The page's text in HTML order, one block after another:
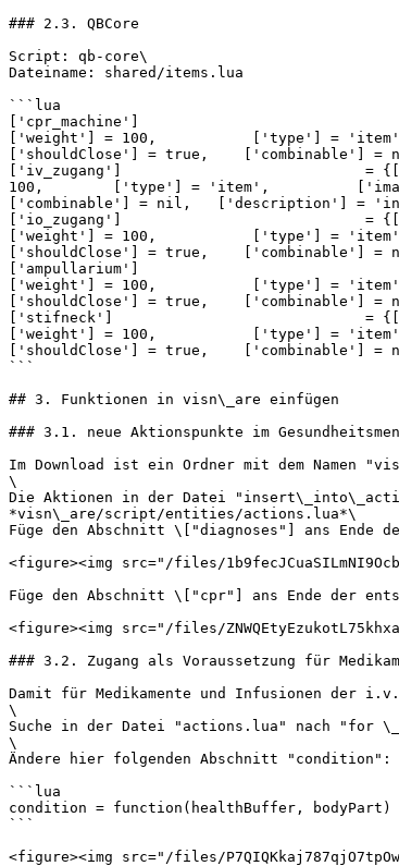
### 2.3. QBCore
Script: qb-core\
Dateiname: shared/items.lua
```lua
['cpr_machine'] 			 	 = {['name'] = 'cpr_machine', 			  			['label'] = 'LUCAS 3',
['weight'] = 100, 	    ['type'] = 'item', 		['image'] = 'cpr_machine.png', 				['unique'] = false, 	['useable'] = true,
['shouldClose'] = true,    ['combinable'] =
['iv_zugang'] 			 	 = {['name'] = 'iv_zugang', 			  		['label'] = 'i.v. Zugang', 			['weight'] =
100, 	    ['type'] = 'item', 		['image'] = 'iv_zugang.png', 			['unique'] = false, 	['useable'] = true, 	['shouldClose'] = true,
['combinable'] = nil,   ['description'] =
['io_zugang'] 			 	 = {['name'] = 'io_zugang', 			  			['label'] = 'i.o. Zugang',
['weight'] = 100, 	    ['type'] = 'item', 		['image'] = 'io_zugang.png', 			['unique'] = false, 	['useable'] = true,
['shouldClose'] = true,    ['combinable']
['ampullarium'] 			 	 = {['name'] = 'ampullarium', 			  			['label'] = 'Ampullarium',
['weight'] = 100, 	    ['type'] = 'item', 		['image'] = 'ampullarium.png', 			['unique'] = false, 	['useable'] = true,
['shouldClose'] = true,    ['combinable']
['stifneck'] 			 	 = {['name'] = 'stifneck', 			  			['label'] = 'Stifneck',
['weight'] = 100, 	    ['type'] = 'item', 		['image'] = 'stifneck.png', 			['unique'] = false, 	['useable'] = true,
['shouldClose'] = true,    ['combinable'] =
```
## 3. Funktionen in visn\_are einfügen
### 3.1. neue Aktionspunkte im
Im Download ist ein Ordner mit dem
\
Die Aktionen in der Datei
*visn\_are/script/entities/actions.lua*\
Füge den Abschnitt \["diagnoses"] ans Ende
<figure><img src="/files/
Füge den Abschnitt \["cpr"] ans Ende der
<figure><img src="/files/
### 3.2. Zugang als Voraussetzung für
Damit für Medikamente und Infusionen der
\
Suche in der Datei "actions.lua" nach "for
\
Ändere hier folgenden Abschnitt "condition":
```lua
condition = function(healthBuffer, bodyPart)
```
<figure><img src="/files/